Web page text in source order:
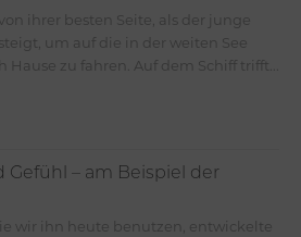
ihrer besten Seite, als der junge
um auf die in der weiten See
Hause zu fahren. Auf dem Schiff trifft...
Gefühl – am Beispiel der